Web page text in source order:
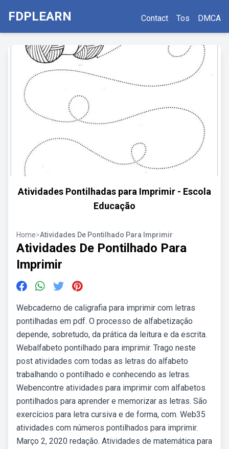
FDPLEARN Contact Tos DMCA
Atividades Pontilhadas para Imprimir - Escola
Educação
Home>Atividades De Pontilhado Para Imprimir
Atividades De Pontilhado Para
Imprimir
Webcaderno de caligrafia para imprimir com letras
pontilhadas em pdf. O processo de alfabetização
depende, sobretudo, da prática da leitura e da escrita.
Webalfabeto pontilhado para imprimir. Trago neste
post atividades com todas as letras do alfabeto
trabalhando o pontilhado e conhecendo as letras.
Webencontre atividades para imprimir com alfabetos
pontilhados para aprender e memorizar as letras. São
exercícios para letra cursiva e de forma, com. Web35
atividades com números pontilhados para imprimir.
Março 2, 2020 redação. Atividades de matemática para